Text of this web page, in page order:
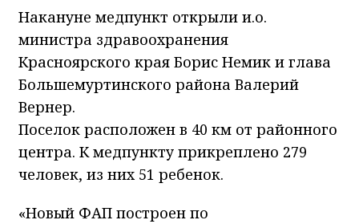
Накануне медпункт открыли и.о.
министра здравоохранения
Красноярского края Борис Немик и глава
Большемуртинского района Валерий
Вернер.
Поселок расположен в 40 км от районного
центра. К медпункту прикреплено 279
человек, из них 51 ребенок.
«Новый ФАП построен по